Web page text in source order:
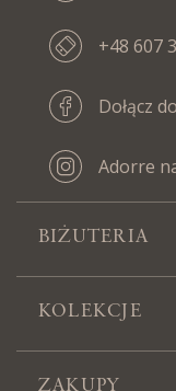
+48 607
Dołącz
Adorre
BIŻUTERIA
KOLEKCJE
ZAKUPY